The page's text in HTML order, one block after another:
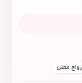
زواج معلن